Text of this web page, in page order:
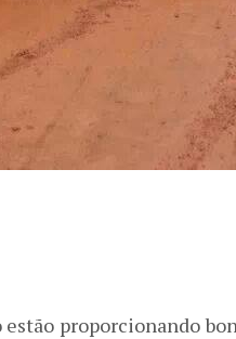
estão proporcionando